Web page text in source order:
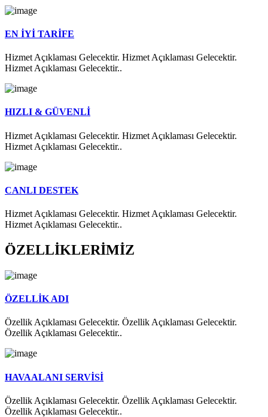
EN İYİ TARİFE
Hizmet Açıklaması Gelecektir. Hizmet Açıklaması Gelecektir.
Hizmet Açıklaması Gelecektir..
HIZLI & GÜVENLİ
Hizmet Açıklaması Gelecektir. Hizmet Açıklaması Gelecektir.
Hizmet Açıklaması Gelecektir..
CANLI DESTEK
Hizmet Açıklaması Gelecektir. Hizmet Açıklaması Gelecektir.
Hizmet Açıklaması Gelecektir..
ÖZELLİKLERİMİZ
ÖZELLİK ADI
Özellik Açıklaması Gelecektir. Özellik Açıklaması Gelecektir.
Özellik Açıklaması Gelecektir..
HAVAALANI SERVİSİ
Özellik Açıklaması Gelecektir. Özellik Açıklaması Gelecektir.
Özellik Açıklaması Gelecektir..